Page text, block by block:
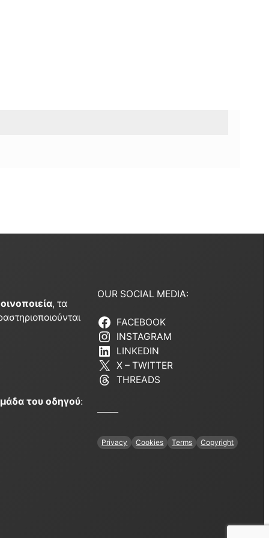
οινοποιεία, τα
του οδηγού:
OUR SOCIAL MEDIA:
FACEBOOK
INSTAGRAM
LINKEDIN
X – TWITTER
THREADS
Privacy Cookies Terms Copyright